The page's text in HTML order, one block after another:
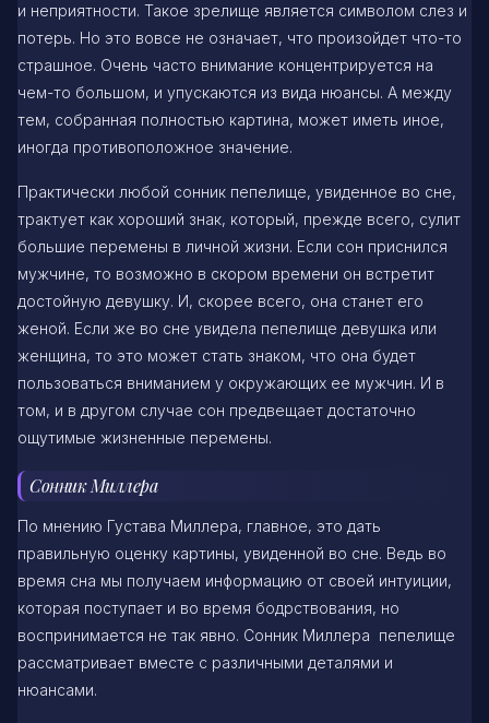
и неприятности. Такое зрелище является символом слез и
потерь. Но это вовсе не означает, что произойдет что-то
страшное. Очень часто внимание концентрируется на
чем-то большом, и упускаются из вида нюансы. А между
тем, собранная полностью картина, может иметь иное,
иногда противоположное значение.
Практически любой сонник пепелище, увиденное во сне,
трактует как хороший знак, который, прежде всего, сулит
большие перемены в личной жизни. Если сон приснился
мужчине, то возможно в скором времени он встретит
достойную девушку. И, скорее всего, она станет его
женой. Если же во сне увидела пепелище девушка или
женщина, то это может стать знаком, что она будет
пользоваться вниманием у окружающих ее мужчин. И в
том, и в другом случае сон предвещает достаточно
ощутимые жизненные перемены.
Сонник Миллера
По мнению Густава Миллера, главное, это дать
правильную оценку картины, увиденной во сне. Ведь во
время сна мы получаем информацию от своей интуиции,
которая поступает и во время бодрствования, но
воспринимается не так явно. Сонник Миллера пепелище
рассматривает вместе с различными деталями и
нюансами.